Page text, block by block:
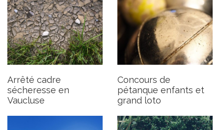
Arrêté cadre
sécheresse en
Vaucluse
Concours de
pétanque enfants et
grand loto
Pic de chaleur en cours
Publié le jeudi 18 juillet 2024
Grand concours de boîtes
aux lettres